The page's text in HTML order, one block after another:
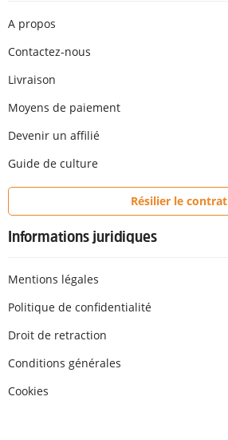
A propos
Contactez-nous
Livraison
Moyens de paiement
Devenir un affilié
Guide de culture
Résilier le contrat
Informations juridiques
Mentions légales
Politique de confidentialité
Droit de retraction
Conditions générales
Cookies